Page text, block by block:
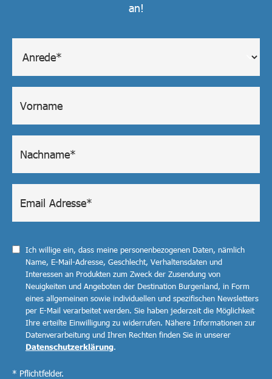
an!
Ich willige ein, dass meine personenbezogenen Daten, nämlich
Name, E-Mail-Adresse, Geschlecht, Verhaltensdaten und
Interessen an Produkten zum Zweck der Zusendung von
Neuigkeiten und Angeboten der Destination Burgenland, in Form
eines allgemeinen sowie individuellen und spezifischen Newsletters
per E-Mail verarbeitet werden. Sie haben jederzeit die Möglichkeit
Ihre erteilte Einwilligung zu widerrufen. Nähere Informationen zur
Datenverarbeitung und Ihren Rechten finden Sie in unserer
Datenschutzerklärung.
* Pflichtfelder.